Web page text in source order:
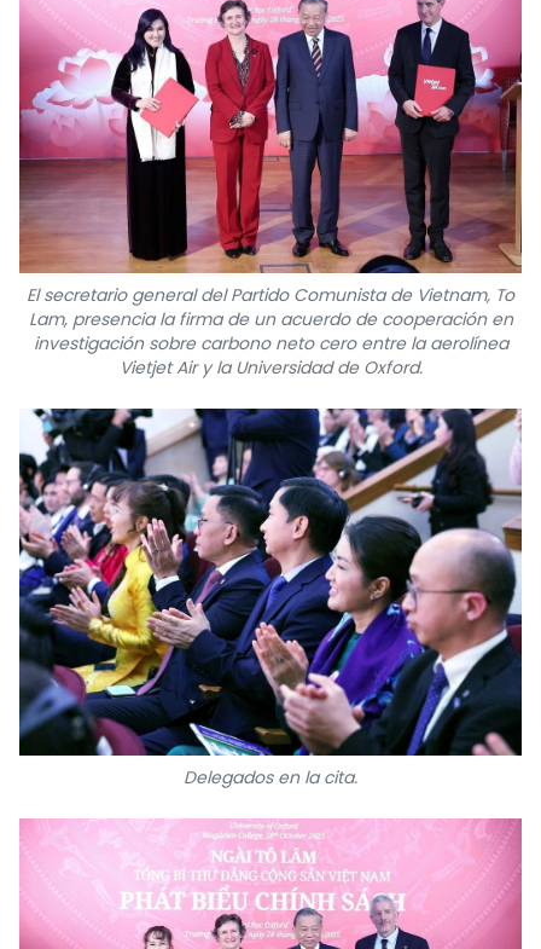
El secretario general del Partido Comunista de Vietnam, To
Lam, presencia la firma de un acuerdo de cooperación en
investigación sobre carbono neto cero entre la aerolínea
Vietjet Air y la Universidad de Oxford.
Delegados en la cita.